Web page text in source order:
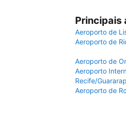
Principais
Aeroporto de
Aeroporto de
Aeroporto de
Aeroporto
Recife/
Aeroporto de